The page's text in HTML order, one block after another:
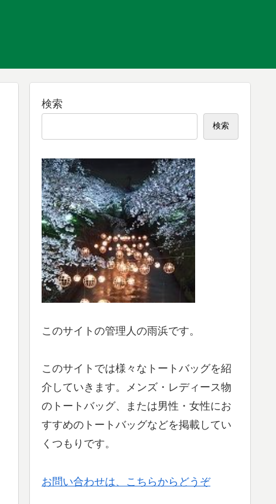
検索
検索
このサイトの管理人の雨浜です。
このサイトでは様々なトートバッグを紹
介していきます。メンズ・レディース物
のトートバッグ、または男性・女性にお
すすめのトートバッグなどを掲載してい
くつもりです。
お問い合わせは、こちらからどうぞ